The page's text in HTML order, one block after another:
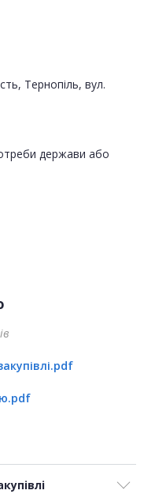
Тернопіль, вул.
держави або